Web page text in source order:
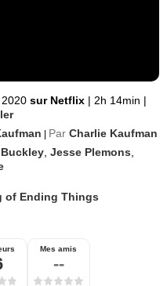
sur Netflix | 2h 14min |
| Par Charlie Kaufman
,Jesse Plemons
of Ending Things
Mes amis
--